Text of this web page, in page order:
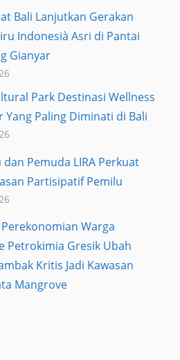
Bali Lanjutkan Gerakan
Indonesià Asri di Pantai
Gianyar
Park Destinasi Wellness
Yang Paling Diminati di Bali
dan Pemuda LIRA Perkuat
Partisipatif Pemilu
Warga
Petrokimia Gresik Ubah
Kritis Jadi Kawasan
Mangrove